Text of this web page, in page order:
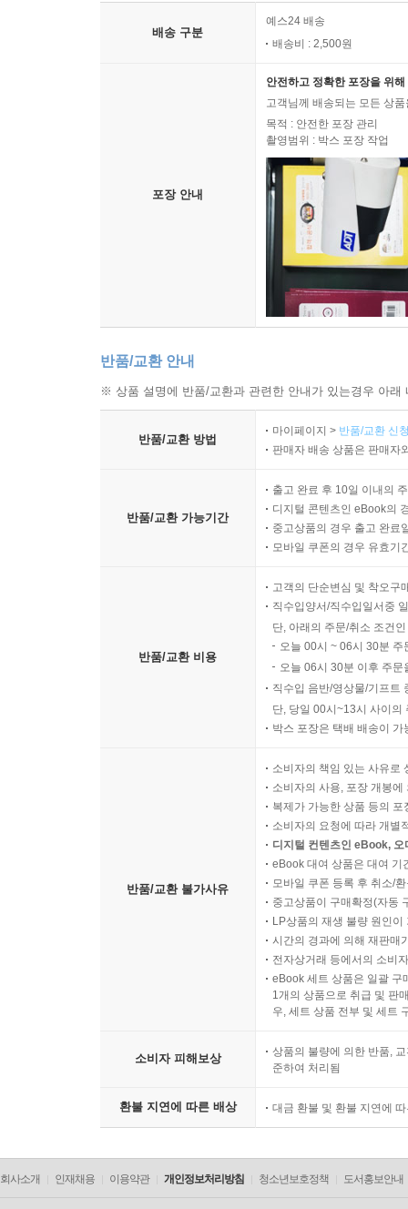
배송 구분
예스24 배송
배송비 : 2,500원
포장 안내
안전하고 정확한 포장을 위
고객님께 배송되는 모든 상
목적 : 안전한 포장 관리
촬영범위 : 박스 포장 작업
반품/교환 안내
※ 상품 설명에 반품/교환과 관련한 안내가 있는경우 아
반품/교환 방법
마이페이지 > 반품/교환 신
판매자 배송 상품은 판매자
반품/교환 가능기간
출고 완료 후 10일 이내의
디지털 콘텐츠인 eBook의
중고상품의 경우 출고 완료
모바일 쿠폰의 경우 유효기
반품/교환 비용
고객의 단순변심 및 착오구
직수입양서/직수입일서중
단, 아래의 주문/취소 조건
오늘 00시 ~ 06시 30분
오늘 06시 30분 이후 주
직수입 음반/영상물/기프트
단, 당일 00시~13시 사이의
박스 포장은 택배 배송이
반품/교환 불가사유
소비자의 책임 있는 사유로
소비자의 사용, 포장 개봉
복제가 가능한 상품 등의
소비자의 요청에 따라 개별
디지털 컨텐츠인 eBook,
eBook 대여 상품은 대여 기
모바일 쿠폰 등록 후 취소/
중고상품이 구매확정(자동
LP상품의 재생 불량 원인
시간의 경과에 의해 재판매
전자상거래 등에서의 소비
eBook 세트 상품은 일괄 구
1개의 상품으로 취급 및 판
우, 세트 상품 전부 및 세트
소비자 피해보상
상품의 불량에 의한 반품,
준하여 처리됨
환불 지연에 따른 배상 대금 환불 및 환불 지연에
회사소개 인재채용 이용약관 개인정보처리방침 청소년보호정책 도서홍보안내